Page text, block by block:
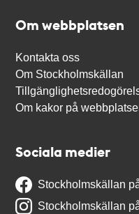
Om webbplatsen
Kontakta oss
Om Stockholmskällan
Om kakor på
Sociala medier
Stockholmskällan
Stockholmskällan